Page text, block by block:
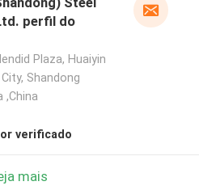
perfil do
Plaza, Huaiyin
Shandong
,China
verificado
mais